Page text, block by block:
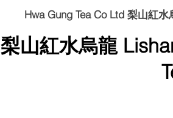
Hwa Gung Tea Co Ltd 梨山紅
梨山紅水烏龍